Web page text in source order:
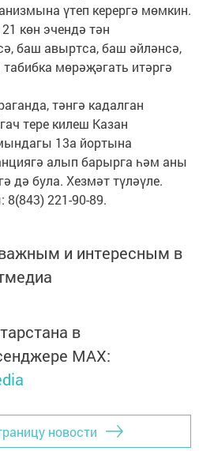
үтеп керергә мөмкин.
көн эчендә тән
баш авыртса, баш әйләнсә,
мөрәҗәгать итәргә
тәнгә кадалган
тере килеш Казан
13а йортына
алып барырга һәм аны
дә була. Хезмәт түләүле.
221-90-89.
и интересным в
в
MАХ:
новости